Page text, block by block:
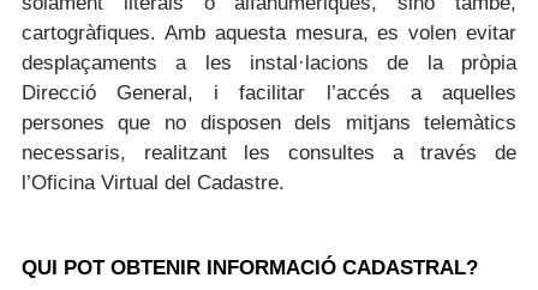
cartogràfiques. Amb aquesta mesura, es volen evitar
desplaçaments a les instal·lacions de la pròpia
Direcció General, i facilitar l’accés a aquelles
persones que no disposen dels mitjans telemàtics
necessaris, realitzant les consultes a través de
l’Oficina Virtual del Cadastre.
QUI POT OBTENIR INFORMACIÓ CADASTRAL?